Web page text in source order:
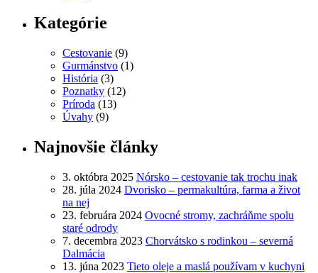
Kategórie
Cestovanie (9)
Gurmánstvo (1)
História (3)
Poznatky (12)
Príroda (13)
Úvahy (9)
Najnovšie články
3. októbra 2025 Nórsko – cestovanie tak trochu inak
28. júla 2024 Dvorisko – permakultúra, farma a život
na nej
23. februára 2024 Ovocné stromy, zachráňme spolu
staré odrody
7. decembra 2023 Chorvátsko s rodinkou – severná
Dalmácia
13. júna 2023 Tieto oleje a maslá používam v kuchyni